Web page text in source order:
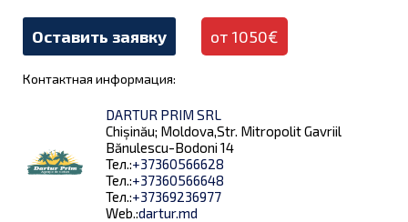
Оставить заявку от 1050€
Контактная информация:
DARTUR PRIM SRL
Chișinău; Moldova,Str. Mitropolit Gavriil
Bănulescu-Bodoni 14
Тел.:+37360566628
Тел.:+37360566648
Тел.:+37369236977
Web.:dartur.md